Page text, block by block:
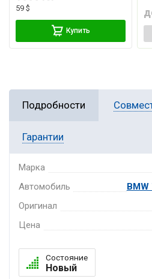
59 $
Купить
Подробности
Гарантии
Марка
Автомобиль
Оригинал
Цена
Состояние
Новый